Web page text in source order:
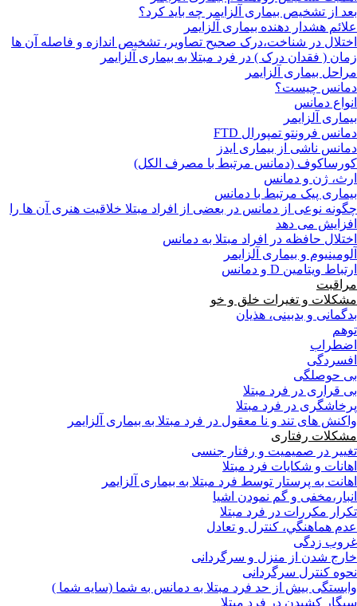
بعد از تشخیص بیماری آلزایمر چه باید کرد؟
علائم هشدار دهنده بیماری آلزایمر
اختلال در شناخت،درک صحیح تصاویر، تشخیص اندازه و فاصله آن ها
زمان ( فقدان درک ) در فرد مبتلا به بیماری آلزایمر
مراحل بیماری آلزایمر
دمانس چیست؟
انواع دمانس
بیماری آلزایمر
دمانس فرونتو تمپورال FTD
دمانس ناشی از بیماری ایدز
کورساکوف (دمانس مرتبط با مصرف الکل)
ارث، ژن و دمانس
بیماری پیک مرتبط با دمانس
چگونه نوعی از دمانس در بعضی از افراد مبتلا خلاقیت هنری آن ها را
افزایش می دهد
اختلال حافظه در افراد مبتلا به دمانس
آلومینیوم و بیماری آلزایمر
ارتباط ویتامین D و دمانس
مراقبت
مشکلات و تغیرات خلق و خو
بدگمانی و بدبینی، هذیان
توهم
اضطراب
افسردگی
بی حوصلگی
بی قراری در فرد مبتلا
پرخاشگری در فرد مبتلا
واکنش های تند و نا معقول در فرد مبتلا به بیماری آلزایمر
مشکلات رفتاری
تغییر در صمیمیت و رفتار جنسی
اهانات و شکایات فرد مبتلا
اهانت به پرستار توسط فرد مبتلا به بیماری آلزایمر
انبار،مخفی و گم نمودن اشیا
تکرار مکررات در فرد مبتلا
عدم هماهنگي، كنترل و تعادل
غروب زدگی
خارج شدن از منزل و سرگردانی
نحوه کنترل سرگردانی
وابستگی بیش از حد فرد مبتلا به دمانس به شما (سایه شما )
سیگار کشیدن در فرد مبتلا